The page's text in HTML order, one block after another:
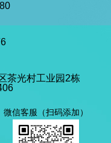
茶光村工业园2栋
微信客服（扫码添加）